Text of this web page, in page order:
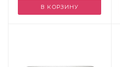
В КОРЗИНУ